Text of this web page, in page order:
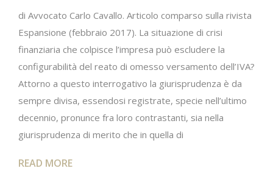
di Avvocato Carlo Cavallo. Articolo comparso sulla rivista
Espansione (febbraio 2017). La situazione di crisi
finanziaria che colpisce l’impresa può escludere la
configurabilità del reato di omesso versamento dell’IVA?
Attorno a questo interrogativo la giurisprudenza è da
sempre divisa, essendosi registrate, specie nell’ultimo
decennio, pronunce fra loro contrastanti, sia nella
giurisprudenza di merito che in quella di
READ MORE